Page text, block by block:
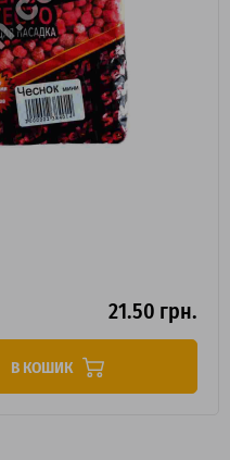
21.50 грн.
В КОШИК